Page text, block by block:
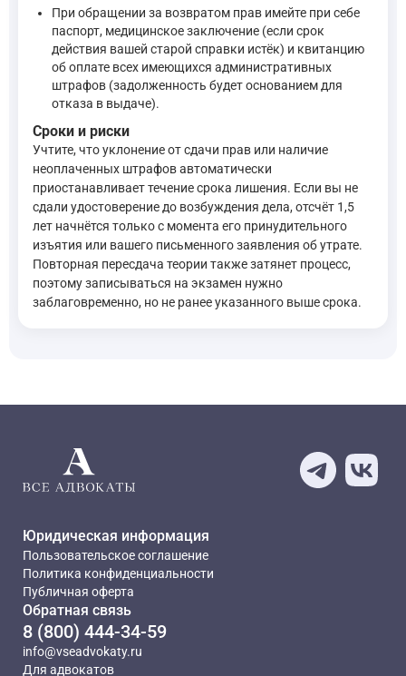
При обращении за возвратом прав имейте при себе
паспорт, медицинское заключение (если срок
действия вашей старой справки истёк) и квитанцию
об оплате всех имеющихся административных
штрафов (задолженность будет основанием для
отказа в выдаче).
Сроки и риски
Учтите, что уклонение от сдачи прав или наличие
неоплаченных штрафов автоматически
приостанавливает течение срока лишения. Если вы не
сдали удостоверение до возбуждения дела, отсчёт 1,5
лет начнётся только с момента его принудительного
изъятия или вашего письменного заявления об утрате.
Повторная пересдача теории также затянет процесс,
поэтому записываться на экзамен нужно
заблаговременно, но не ранее указанного выше срока.
Юридическая информация
Пользовательское соглашение
Политика конфиденциальности
Публичная оферта
Обратная связь
8 (800) 444-34-59
info@vseadvokaty.ru
Для адвокатов